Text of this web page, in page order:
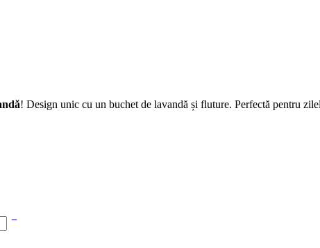
! Design unic cu un buchet de lavandă și fluture. Perfectă pentru